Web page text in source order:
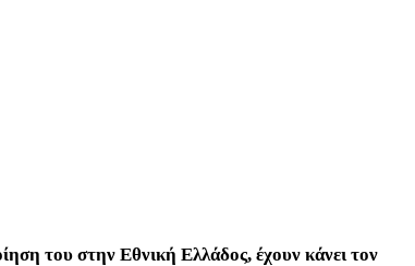
του στην Εθνική Ελλάδος, έχουν κάνει τον